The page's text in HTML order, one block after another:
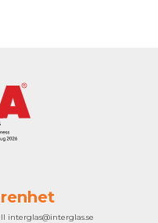
interglas@interglas.se